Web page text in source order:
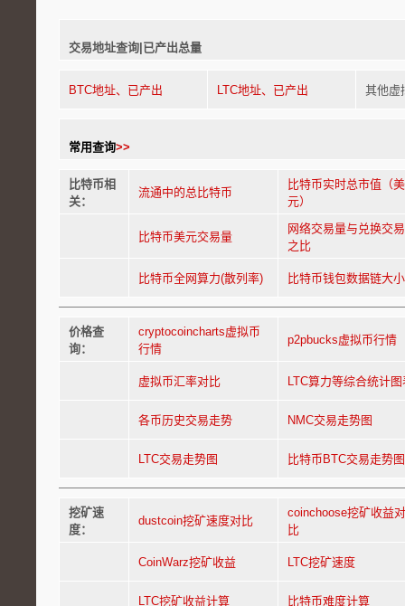
交易地址查询|已产出总量
BTC地址、已产出 LTC地址、已产出 其他虚
常用查询>>
比特币相
关：
流通中的总比特币
比特币实时总市值（美
元）
比特币美元交易量
网络交易量与兑换交
之比
比特币全网算力(散列率) 比特币钱包数据链大小
价格查
询：
cryptocoincharts虚拟币
行情
p2pbucks虚拟币行情
虚拟币汇率对比 LTC算力等综合统计图
各币历史交易走势 NMC交易走势图
LTC交易走势图 比特币BTC交易走势图
挖矿速
度：
dustcoin挖矿速度对比
coinchoose挖矿收益
比
CoinWarz挖矿收益 LTC挖矿速度
LTC挖矿收益计算 比特币难度计算